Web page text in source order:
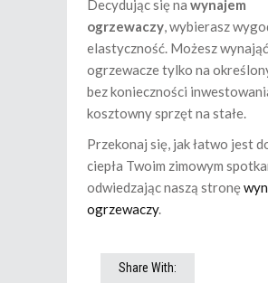
Decydując się na wynajem
ogrzewaczy, wybierasz
elastyczność. Możesz wynająć
ogrzewacze tylko na
bez konieczności
kosztowny sprzęt na stałe.
Przekonaj się, jak łatwo jest
ciepła Twoim zimowym
odwiedzając naszą stronę
ogrzewaczy.
Share With: